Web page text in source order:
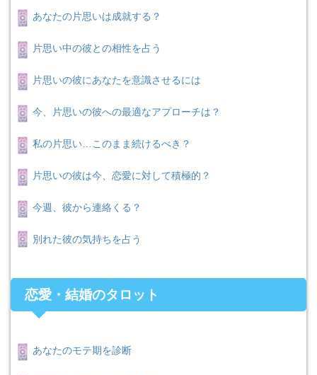
あなたの片思いは成就する？
片思い中の彼との相性を占う
片思いの彼にあなたを意識させるには
今、片思いの彼への最適なアプローチは？
私の片思い…このまま続けるべき？
片思いの彼は今、恋愛に対して積極的？
今週、彼から連絡くる？
別れた彼の気持ちを占う
恋愛・結婚のタロット
あなたのモテ期を診断